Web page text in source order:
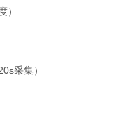
）
采集）